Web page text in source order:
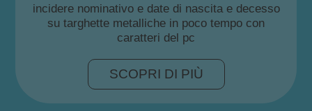
incidere nominativo e date di nascita e decesso
su targhette metalliche in poco tempo con
caratteri del pc
SCOPRI DI PIÙ